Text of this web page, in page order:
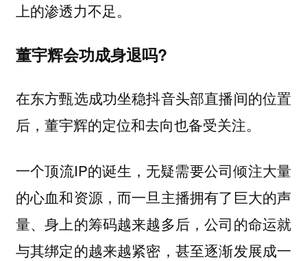
上的渗透力不足。
董宇辉会功成身退吗?
在东方甄选成功坐稳抖音头部直播间的位置
后，董宇辉的定位和去向也备受关注。
一个顶流IP的诞生，无疑需要公司倾注大量
的心血和资源，而一旦主播拥有了巨大的声
量、身上的筹码越来越多后，公司的命运就
与其绑定的越来越紧密，甚至逐渐发展成一